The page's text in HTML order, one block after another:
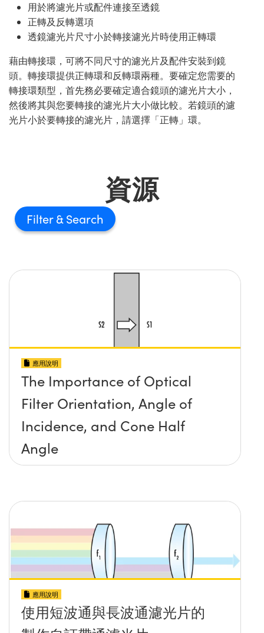
用於將濾光片或配件連接至透鏡
正轉及反轉選項
透鏡濾光片尺寸小於轉接濾光片時使用正轉環
藉由轉接環，可將不同尺寸的濾光片及配件安裝到鏡
頭。轉接環提供正轉環和反轉環兩種。要確定您需要的
轉接環類型，首先務必要確定適合鏡頭的濾光片大小，
然後將其與您要轉接的濾光片大小做比較。若鏡頭的濾
光片小於要轉接的濾光片，請選擇「正轉」環。
資源
Filter
應用說明
The Importance of Optical
Filter Orientation, Angle of
Incidence, and Cone Half
Angle
應用說明
使用短波通與長波通濾光片的